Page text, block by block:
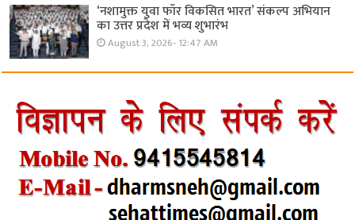
‘नशामुक्त युवा फॉर विकसित भारत’ संकल्प अभियान
का उत्तर प्रदेश में भव्य शुभारंभ
August 3, 2026- 12:47 AM